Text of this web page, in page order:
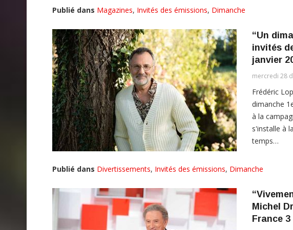
Publié dans Magazines, Invités des émissions, Dimanche
“Un
invités
janvier
mercredi 28
Frédéric
dimanche
à la
s'installe à
temps…
Publié dans Divertissements, Invités des émissions, Dimanche
Michel
France 3